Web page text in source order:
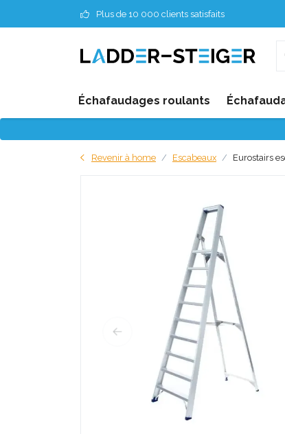
Plus de 10 000 clients satisfaits
Échafaudages roulants
Revenir à home Escabeaux Eurostairs